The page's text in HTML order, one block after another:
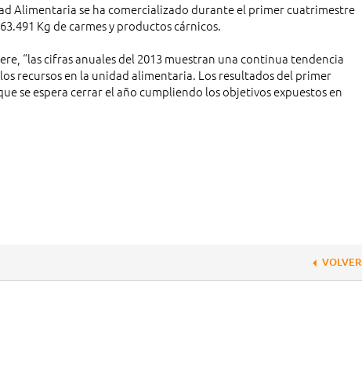
Alimentaria se ha comercializado durante el primer cuatrimestre
Kg de carmes y productos cárnicos.
“las cifras anuales del 2013 muestran una continua tendencia
recursos en la unidad alimentaria. Los resultados del primer
se espera cerrar el año cumpliendo los objetivos expuestos en
VOLVER